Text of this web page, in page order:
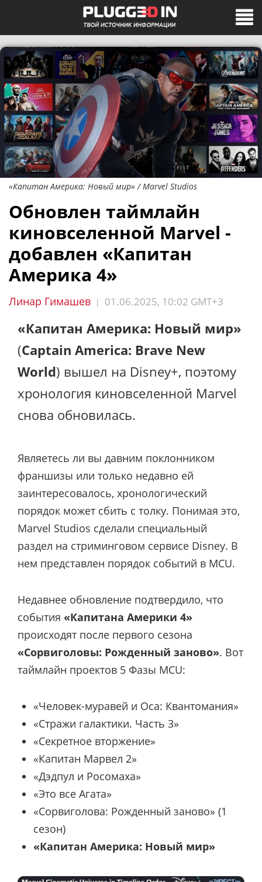
«Капитан Америка: Новый мир» / Marvel Studios
Обновлен таймлайн
киновселенной Marvel -
добавлен «Капитан
Америка 4»
Линар Гимашев | 01.06.2025, 10:02 GMT+3
«Капитан Америка: Новый мир»
(Captain America: Brave New
World) вышел на Disney+, поэтому
хронология киновселенной Marvel
снова обновилась.
Являетесь ли вы давним поклонником
франшизы или только недавно ей
заинтересовалось, хронологический
порядок может сбить с толку. Понимая это,
Marvel Studios сделали специальный
раздел на стриминговом сервисе Disney. В
нем представлен порядок событий в MCU.
Недавнее обновление подтвердило, что
события «Капитана Америки 4»
происходят после первого сезона
«Сорвиголовы: Рожденный заново». Вот
таймлайн проектов 5 Фазы MCU:
«Человек-муравей и Оса: Квантомания»
«Стражи галактики. Часть 3»
«Секретное вторжение»
«Капитан Марвел 2»
«Дэдпул и Росомаха»
«Это все Агата»
«Сорвиголова: Рожденный заново» (1
сезон)
«Капитан Америка: Новый мир»